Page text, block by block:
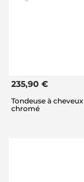
235,90 €
Tondeuse à
chromé